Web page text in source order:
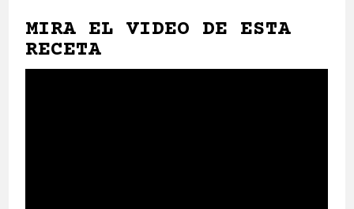
MIRA EL VIDEO DE ESTA
RECETA